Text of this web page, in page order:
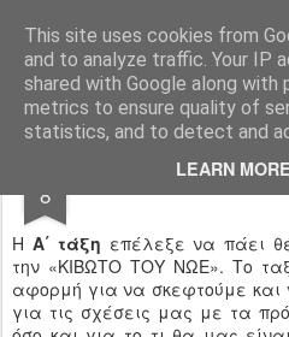
This site uses cookies from
and to analyze traffic. Your IP
shared with Google along with
metrics to ensure quality of
statistics, and to detect and
LEARN MORE
8
Η Α΄ τάξη επέλεξε να πάει
την «ΚΙΒΩΤΟ ΤΟΥ ΝΩΕ». Το
αφορμή για να σκεφτούμε και
για τις σχέσεις μας με τα